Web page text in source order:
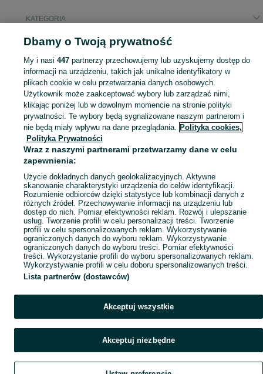
KATEGORIA
Popularne wyszukiwania
drzwi kontener noclegi
Skorzystaj z największego serwisu ogłoszeniowego - Wiórek i okolice! Kupuj to, czego pragniesz i sprzedawaj to, czego już nie potrzebujesz! Zobacz
Mapa kategorii
Mapa miejscowości
Mapa ministron
Popularne wyszukiwania
Dbamy o Twoją prywatność
My i nasi 447partnerzy przechowujemy lub uzyskujemy dostęp do
informacji na urządzeniu, takich jak unikalne identyfikatory w
plikach cookie w celu przetwarzania danych osobowych.
Użytkownik może zaakceptować wybory lub zarządzać nimi,
klikając poniżej lub w dowolnym momencie na stronie polityki
prywatności. Te wybory będą sygnalizowane naszym partnerom i
nie będą miały wpływu na dane przeglądania. Polityka cookies,
Polityka Prywatności
Wraz z naszymi partnerami przetwarzamy dane w celu
zapewnienia:
Użycie dokładnych danych geolokalizacyjnych. Aktywne
skanowanie charakterystyki urządzenia do celów identyfikacji.
Rozumienie odbiorców dzięki statystyce lub kombinacji danych z
różnych źródeł. Przechowywanie informacji na urządzeniu lub
dostęp do nich. Pomiar efektywności reklam. Rozwój i ulepszanie
usług. Tworzenie profili w celu personalizacji treści. Tworzenie
profili w celu spersonalizowanych reklam. Wykorzystywanie
ograniczonych danych do wyboru reklam. Wykorzystywanie
ograniczonych danych do wyboru treści. Pomiar efektywności
treści. Wykorzystanie profili do wyboru spersonalizowanych reklam.
Wykorzystywanie profili w celu doboru spersonalizowanych treści.
Lista partnerów (dostawców)
Akceptuj wszystkie
Akceptuj niezbędne